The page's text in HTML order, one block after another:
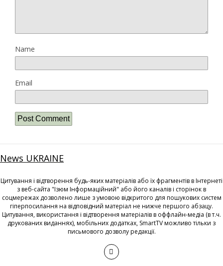
Name
Email
News UKRAINE
Цитування і відтворення будь-яких матеріалів або їх фрагментів в Інтернеті
з веб-сайта "Ізюм Інформаційний" або його каналів і сторінок в
соцмережах дозволено лише з умовою відкритого для пошукових систем
гіперпосилання на відповідний матеріал не нижче першого абзацу.
Цитування, використання і відтворення матеріалів в оффлайн-медіа (в т.ч.
друкованих виданнях), мобільних додатках, SmartTV можливо тільки з
письмового дозволу редакції.